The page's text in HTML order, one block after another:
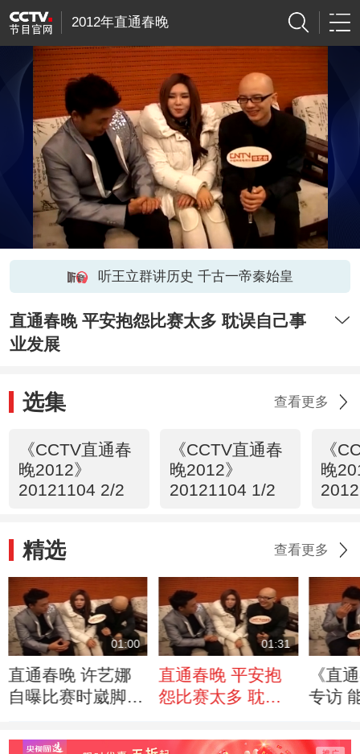
2012年直通春晚
听王立群讲历史 千古一帝秦始皇
直通春晚 平安抱怨比赛太多 耽误自己事
业发展
选集 查看更多
《CCTV直通春
晚2012》
20121104 2/2
《CCTV直通春
晚2012》
20121104 1/2
《
晚
精选 查看更多
01:00
直通春晚 许艺娜
自曝比赛时崴脚
慰
01:31
直通春晚 平安抱
怨比赛太多 耽误
《直
专访